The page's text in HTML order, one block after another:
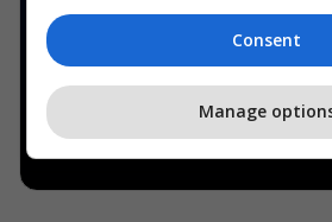
Consent
Manage